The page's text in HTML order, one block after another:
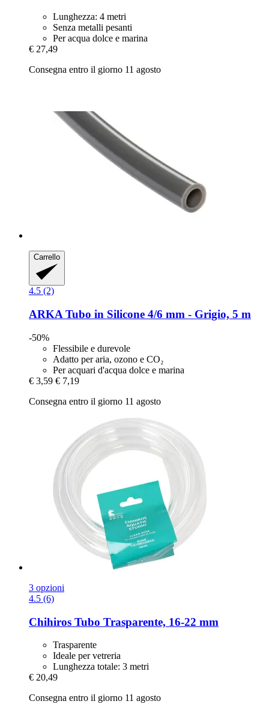
Lunghezza: 4 metri
Senza metalli pesanti
Per acqua dolce e marina
€ 27,49
Consegna entro il giorno 11 agosto
Carrello
4.5 (2)
ARKA Tubo in Silicone 4/6 mm -​ Grigio, 5 m
-50%
Flessibile e durevole
Adatto per aria, ozono e CO₂
Per acquari d'acqua dolce e marina
€ 3,59 € 7,19
Consegna entro il giorno 11 agosto
3 opzioni
4.5 (6)
Chihiros Tubo Trasparente, 16-​22 mm
Trasparente
Ideale per vetreria
Lunghezza totale: 3 metri
€ 20,49
Consegna entro il giorno 11 agosto